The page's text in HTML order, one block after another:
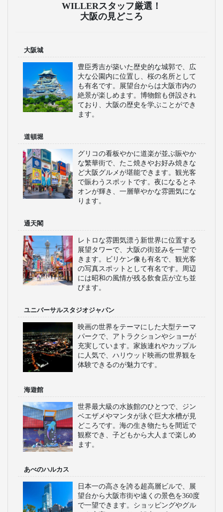
WILLERスタッフ厳選！
大阪の見どころ
大阪城
豊臣秀吉が築いた歴史的な城郭で、広
大な公園内に位置し、桜の名所として
も有名です。展望台からは大阪市内の
絶景が楽しめます。博物館も併設され
ており、大阪の歴史を学ぶことができ
ます。
道頓堀
グリコの看板やかに道楽が並ぶ賑やか
な繁華街で、たこ焼きやお好み焼きな
ど大阪グルメが堪能できます。観光客
で賑わうスポットです。夜になるとネ
オンが輝き、一層華やかな雰囲気にな
ります。
通天閣
レトロな雰囲気漂う新世界に位置する
展望タワーで、大阪の街並みを一望で
きます。ビリケン像も有名で、観光客
の写真スポットとして有名です。周辺
には昭和の風情が残る飲食店が立ち並
びます。
ユニバーサルスタジオジャパン
映画の世界をテーマにした大型テーマ
パークで、アトラクションやショーが
充実しています。家族連れやカップル
に人気で、ハリウッド映画の世界観を
体験できるのが魅力です。
海遊館
世界最大級の水族館のひとつで、ジン
ベエザメやマンタが泳ぐ巨大水槽が見
どころです。海の生き物たちを間近で
観察でき、子どもから大人まで楽しめ
ます。
あべのハルカス
日本一の高さを誇る超高層ビルで、展
望台から大阪市街や遠くの景色を360度
で一望できます。ショッピングやグル